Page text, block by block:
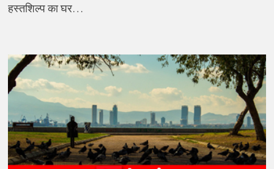
हस्तशिल्प का घर…